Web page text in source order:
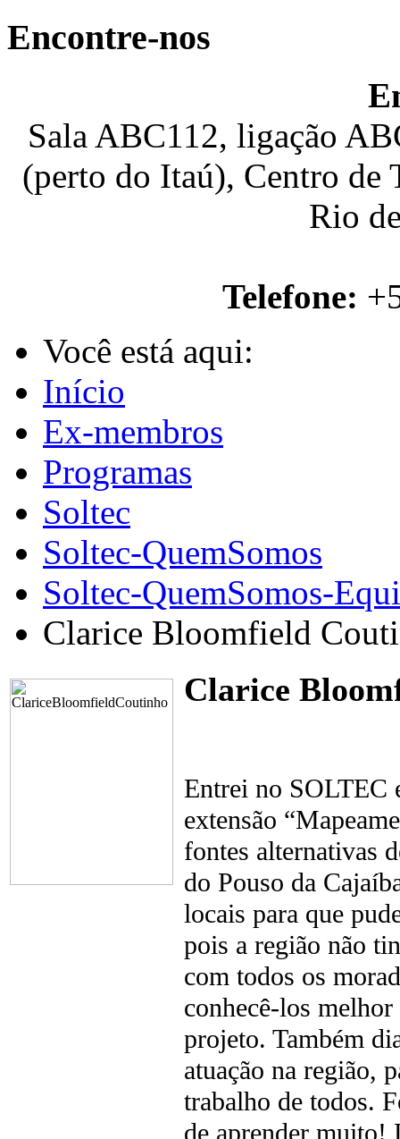
Encontre-nos
Sala ABC112, ligação
(perto do Itaú), Centro de
Rio
Telefone:
Você está aqui:
Início
Ex-membros
Programas
Soltec
Soltec-QuemSomos
Soltec-QuemSomos-
Clarice Bloomfield
Clarice
Entrei no SOLTEC
extensão
fontes alternativas
do Pouso da
locais para que
pois a região não
com todos os
conhecê-los
projeto. Também
atuação na região,
trabalho de todos.